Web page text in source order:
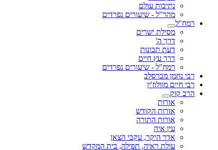
נתיבות עולם
מהר"ל - שיעורים נפרדים
רמח"ל
מסילת ישרים
דרך ה'
דעת תבונות
דרך עץ חיים
רמח"ל - שיעורים נפרדים
רבי נחמן מברסלב
רבי חיים מוולוז'ין
הרב קוק
אורות
אורות הקודש
אורות התורה
עין איה
אדר היקר, עקבי הצאן
עולת ראיה, תפילה, בית המקדש